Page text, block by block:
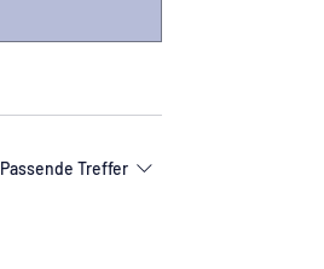
Passende Treffer